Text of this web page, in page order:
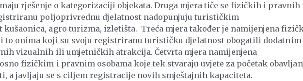
rješenje o kategorizaciji objekata. Druga mjera tiče se fizičkih i pravnih
poljoprivrednu djelatnost nadopunjuju turističkim
kušaonica, agro turizma, izletišta. Treća mjera također je namijenjena
to onima koji su svoju registriranu turističku djelatnost obogatili dodatnim
vizualnih ili umjetničkih atrakcija. Četvrta mjera namijenjena
fizičkim i pravnim osobama koje tek stvaraju uvjete za početak
a javljaju se s ciljem registracije novih smještajnih kapaciteta.